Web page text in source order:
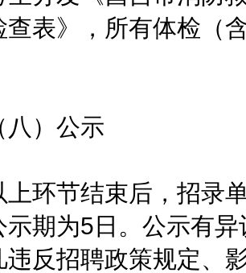
查表》，所有体检（
）公示
节结束后，招录单
示期为5日。公示有
违反招聘政策规定、